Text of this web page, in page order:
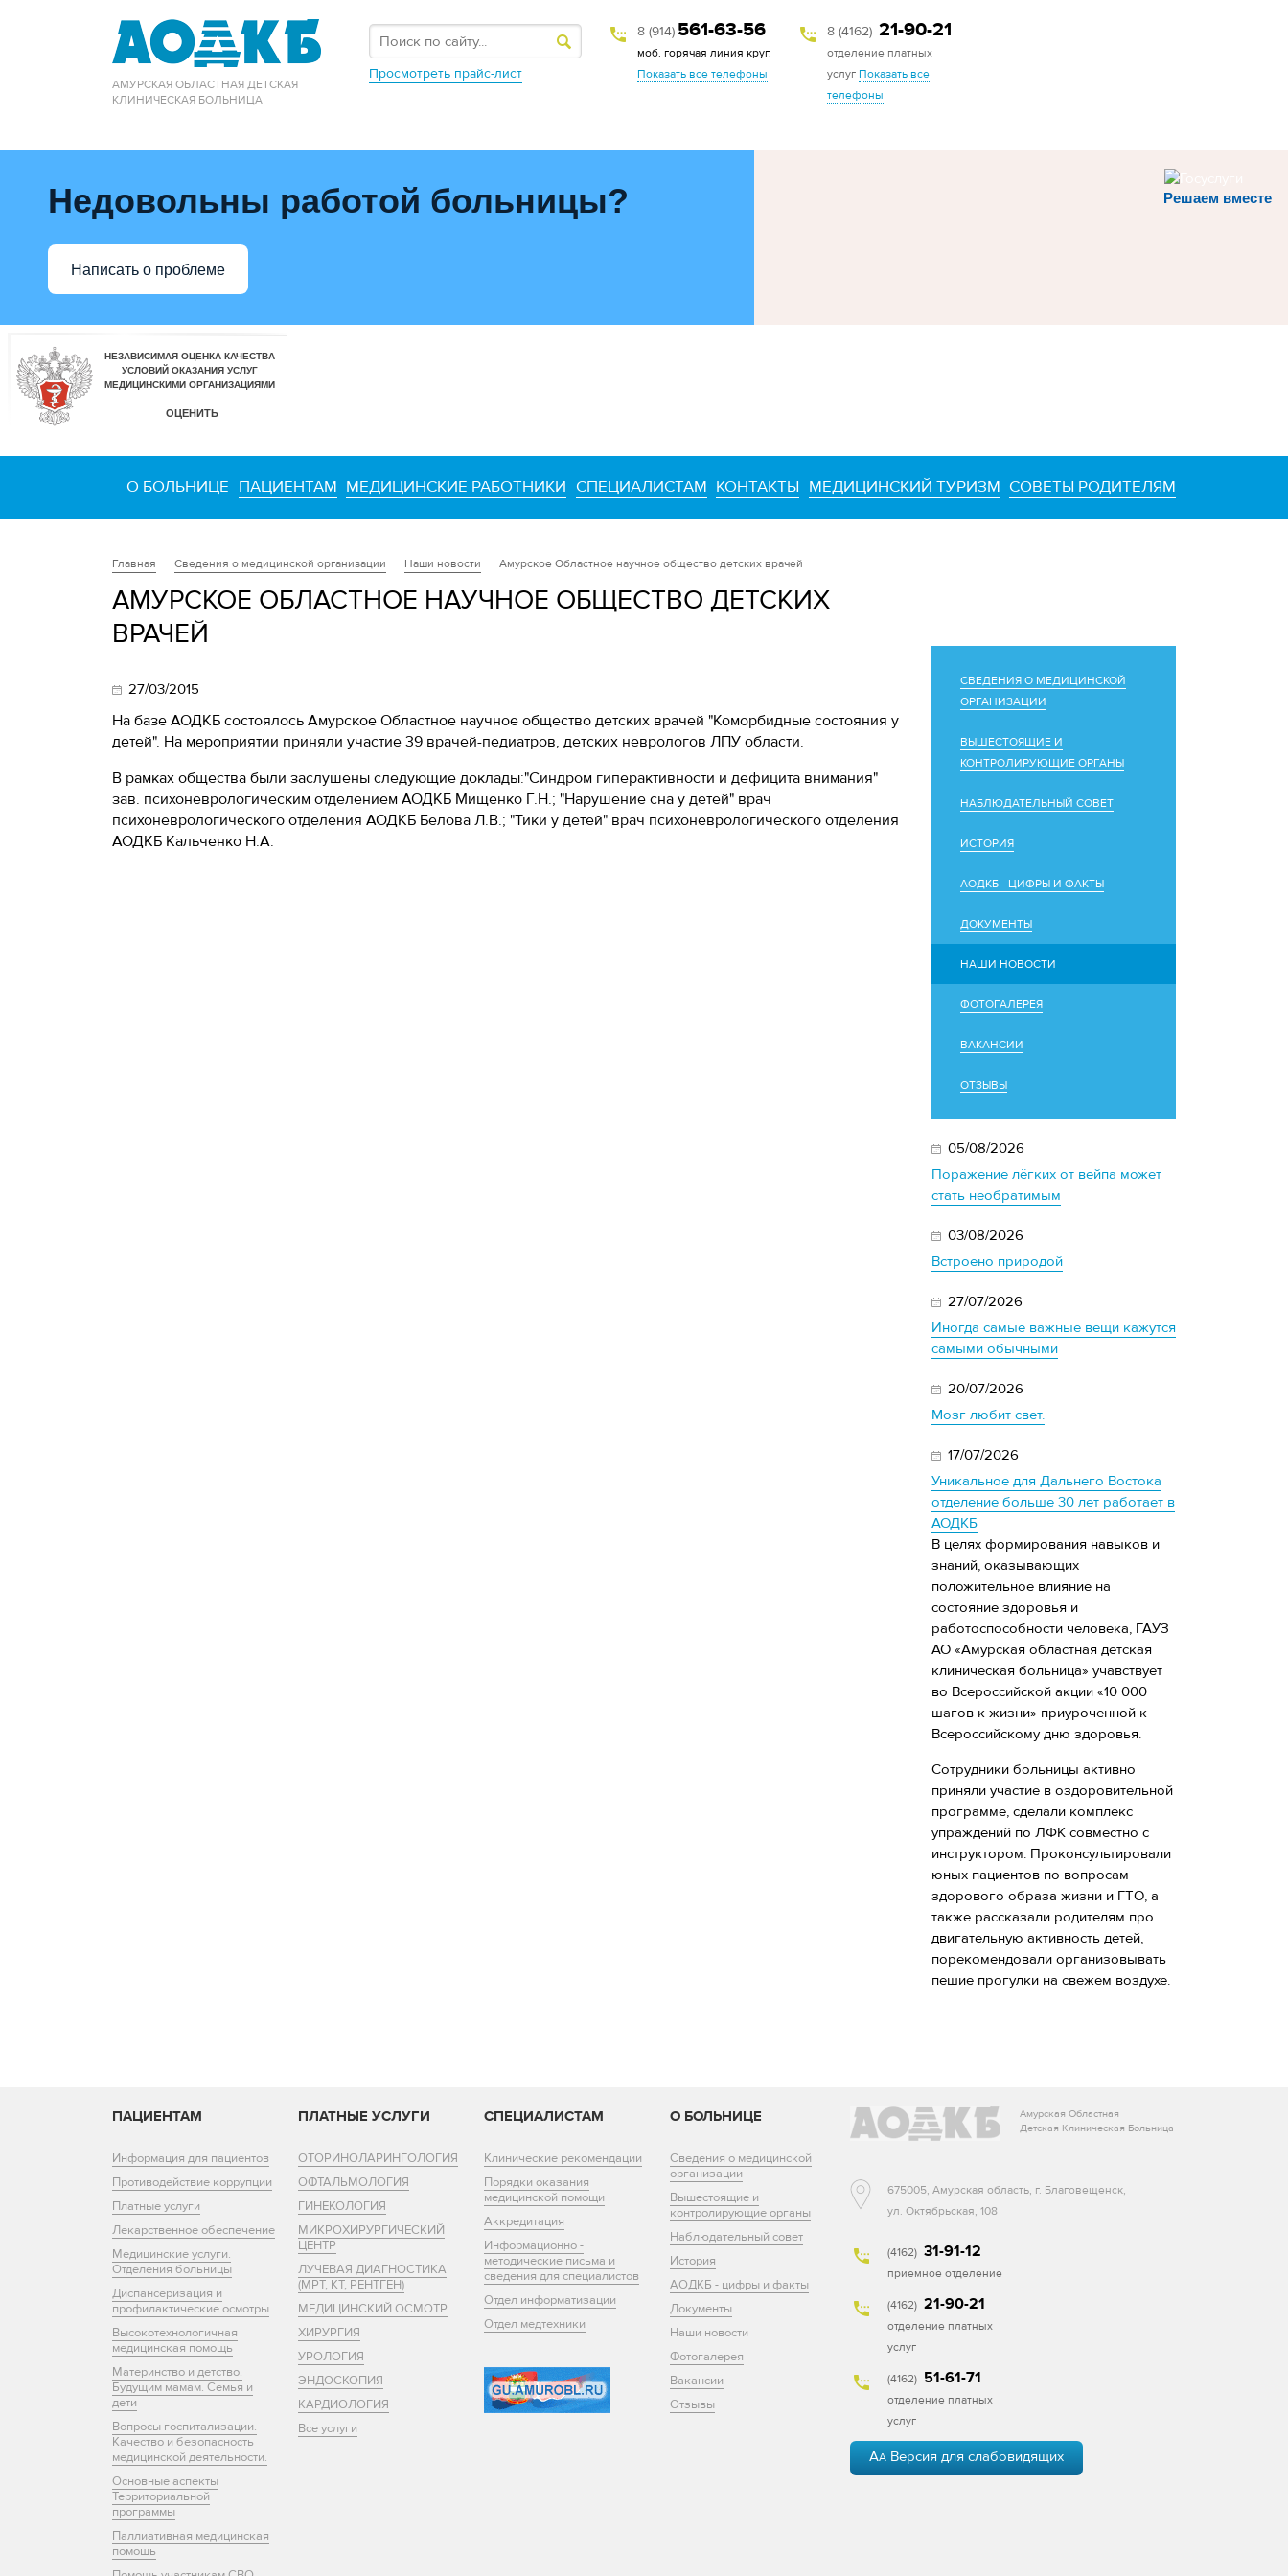
АМУРСКАЯ ОБЛАСТНАЯ ДЕТСКАЯ
КЛИНИЧЕСКАЯ БОЛЬНИЦА
Просмотреть прайс-лист
8 (914) 561-63-56
моб. горячая линия круг.
Показать все телефоны
8 (4162) 21-90-21
отделение платных
услуг Показать все
телефоны
Решаем вместе
Недовольны работой больницы?
Написать о проблеме
О БОЛЬНИЦЕ ПАЦИЕНТАМ МЕДИЦИНСКИЕ РАБОТНИКИ СПЕЦИАЛИСТАМ КОНТАКТЫ МЕДИЦИНСКИЙ ТУРИЗМ СОВЕТЫ РОДИТЕЛЯМ
Главная Сведения о медицинской организации Наши новости Амурское Областное научное общество детских врачей
АМУРСКОЕ ОБЛАСТНОЕ НАУЧНОЕ ОБЩЕСТВО ДЕТСКИХ
ВРАЧЕЙ
27/03/2015
На базе АОДКБ состоялось Амурское Областное научное общество детских врачей "Коморбидные состояния у
детей". На мероприятии приняли участие 39 врачей-педиатров, детских неврологов ЛПУ области.
В рамках общества были заслушены следующие доклады:"Синдром гиперактивности и дефицита внимания"
зав. психоневрологическим отделением АОДКБ Мищенко Г.Н.; "Нарушение сна у детей" врач
психоневрологического отделения АОДКБ Белова Л.В.; "Тики у детей" врач психоневрологического отделения
АОДКБ Кальченко Н.А.
СВЕДЕНИЯ О МЕДИЦИНСКОЙ
ОРГАНИЗАЦИИ
ВЫШЕСТОЯЩИЕ И
КОНТРОЛИРУЮЩИЕ ОРГАНЫ
НАБЛЮДАТЕЛЬНЫЙ СОВЕТ
ИСТОРИЯ
АОДКБ - ЦИФРЫ И ФАКТЫ
ДОКУМЕНТЫ
НАШИ НОВОСТИ
ФОТОГАЛЕРЕЯ
ВАКАНСИИ
ОТЗЫВЫ
05/08/2026
Поражение лёгких от вейпа может
стать необратимым
03/08/2026
Встроено природой
27/07/2026
Иногда самые важные вещи кажутся
самыми обычными
20/07/2026
Мозг любит свет.
17/07/2026
Уникальное для Дальнего Востока
отделение больше 30 лет работает в
АОДКБ
В целях формирования навыков и
знаний, оказывающих
положительное влияние на
состояние здоровья и
работоспособности человека, ГАУЗ
АО «Амурская областная детская
клиническая больница» учавствует
во Всероссийской акции «10 000
шагов к жизни» приуроченной к
Всероссийскому дню здоровья.
Сотрудники больницы активно
приняли участие в оздоровительной
программе, сделали комплекс
упраждений по ЛФК совместно с
инструктором. Проконсультировали
юных пациентов по вопросам
здорового образа жизни и ГТО, а
также рассказали родителям про
двигательную активность детей,
порекомендовали организовывать
пешие прогулки на свежем воздухе.
ПАЦИЕНТАМ
Информация для пациентов
Противодействие коррупции
Платные услуги
Лекарственное обеспечение
Медицинские услуги.
Отделения больницы
Диспансеризация и
профилактические осмотры
Высокотехнологичная
медицинская помощь
Материнство и детство.
Будущим мамам. Семья и
дети
Вопросы госпитализации.
Качество и безопасность
медицинской деятельности.
Основные аспекты
Территориальной
программы
Паллиативная медицинская
помощь
ПЛАТНЫЕ УСЛУГИ
ОТОРИНОЛАРИНГОЛОГИЯ
ОФТАЛЬМОЛОГИЯ
ГИНЕКОЛОГИЯ
МИКРОХИРУРГИЧЕСКИЙ
ЦЕНТР
ЛУЧЕВАЯ ДИАГНОСТИКА
(МРТ, КТ, РЕНТГЕН)
МЕДИЦИНСКИЙ ОСМОТР
ХИРУРГИЯ
УРОЛОГИЯ
ЭНДОСКОПИЯ
КАРДИОЛОГИЯ
Все услуги
СПЕЦИАЛИСТАМ
Клинические рекомендации
Порядки оказания
медицинской помощи
Аккредитация
Информационно -
методические письма и
сведения для специалистов
Отдел информатизации
Отдел медтехники
О БОЛЬНИЦЕ
Сведения о медицинской
организации
Вышестоящие и
контролирующие органы
Наблюдательный совет
История
АОДКБ - цифры и факты
Документы
Наши новости
Фотогалерея
Вакансии
Отзывы
Амурская Областная
Детская Клиническая Больница
675005, Амурская область, г. Благовещенск,
ул. Октябрьская, 108
(4162) 31-91-12
приемное отделение
(4162) 21-90-21
отделение платных
услуг
(4162) 51-61-71
отделение платных
услуг
AA Версия для слабовидящих